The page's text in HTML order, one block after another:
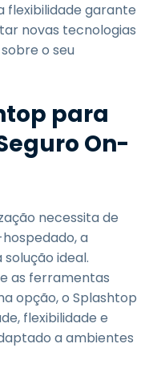
flexibilidade garante
novas tecnologias
o seu
para
On-
necessita de
a
ideal.
as ferramentas
opção, o Splashtop
flexibilidade e
a ambientes